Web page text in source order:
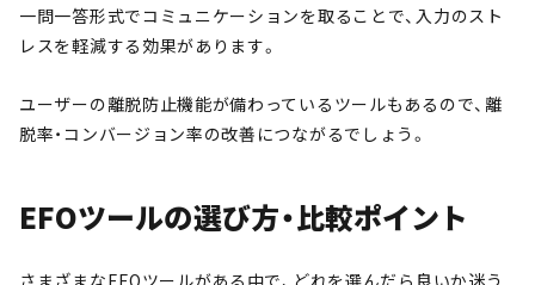
一問一答形式でコミュニケーションを取ることで、入力のスト
レスを軽減する効果があります。
ユーザーの離脱防止機能が備わっているツールもあるので、離
脱率・コンバージョン率の改善につながるでしょう。
EFOツールの選び方・比較ポイント